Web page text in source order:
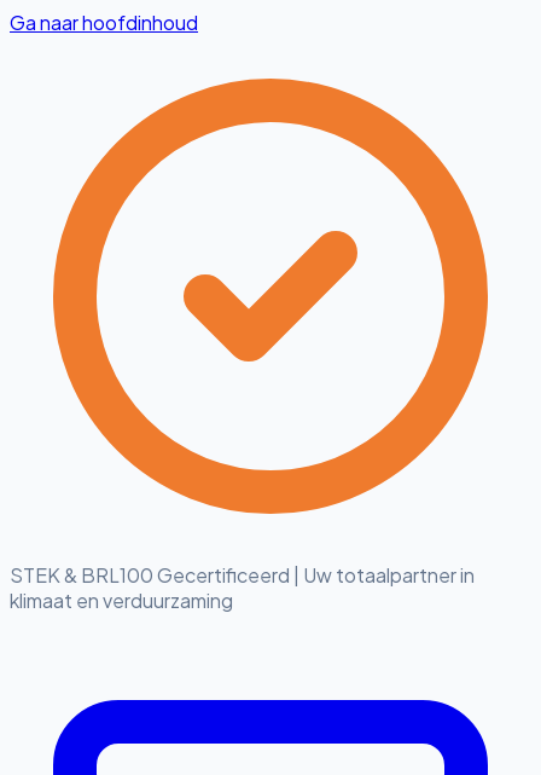
Ga naar hoofdinhoud
STEK & BRL100 Gecertificeerd
Uw totaalpartner in
klimaat en verduurzaming